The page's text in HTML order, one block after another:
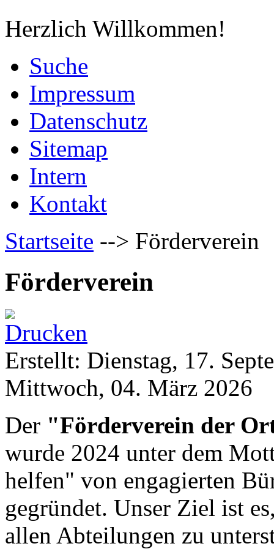
Herzlich Willkommen!
Suche
Impressum
Datenschutz
Sitemap
Intern
Kontakt
Startseite --> Förderverein
Förderverein
Erstellt: Dienstag, 17.
Mittwoch, 04. März 2026
Der "Förderverein der
wurde 2024 unter dem
helfen" von engagierten
gegründet. Unser Ziel ist
allen Abteilungen zu